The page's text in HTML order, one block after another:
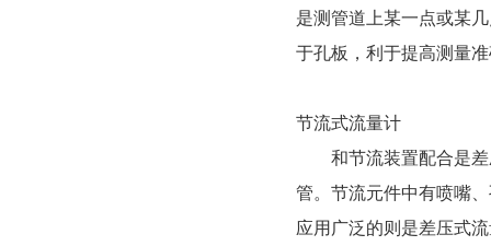
是测管道上某一点或某几
于孔板，利于提高测量准
节流式流量计
和节流装置配合是差压变
管。节流元件中有喷嘴
应用广泛的则是差压式流量